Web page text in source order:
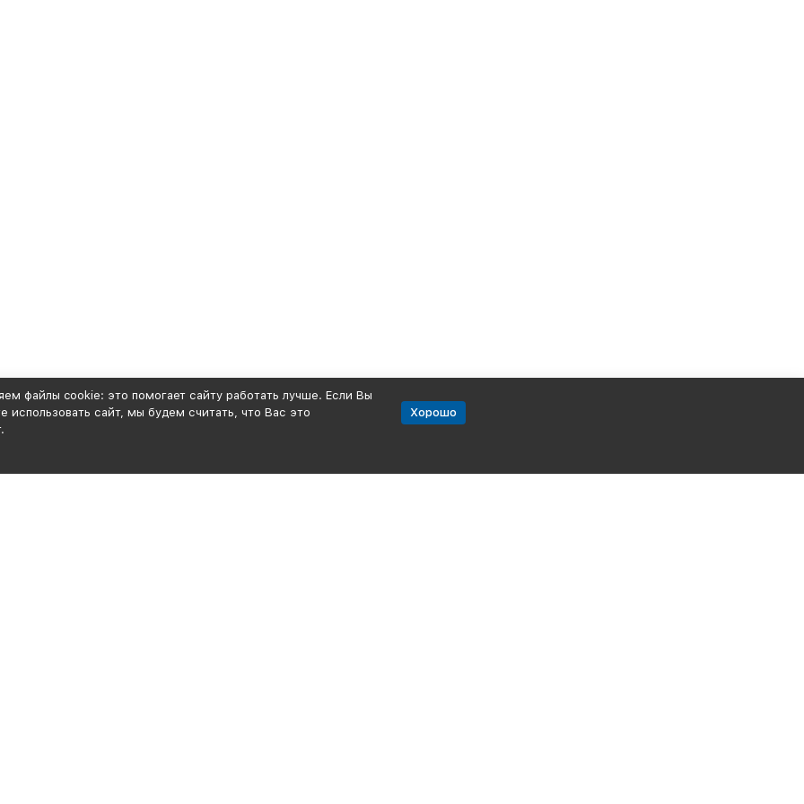
файлы cookie: это помогает сайту работать лучше. Если Вы
использовать сайт, мы будем считать, что Вас это
Хорошо